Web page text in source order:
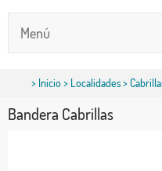
Menú
> Inicio> Localidades>
Bandera Cabrillas